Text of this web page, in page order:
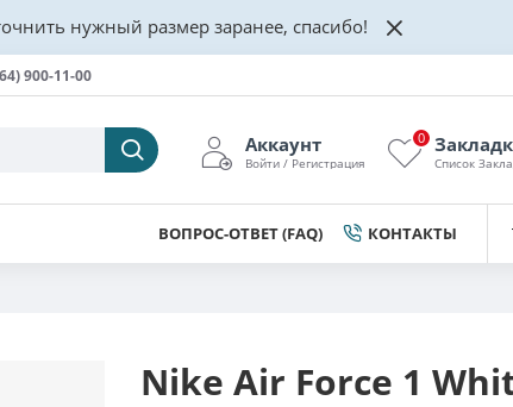
нужный размер заранее, спасибо!
900-11-00
Аккаунт
Войти / Регистрация Список
0
ВОПРОС-ОТВЕТ (FAQ) КОНТАКТЫ
Nike Air Force 1